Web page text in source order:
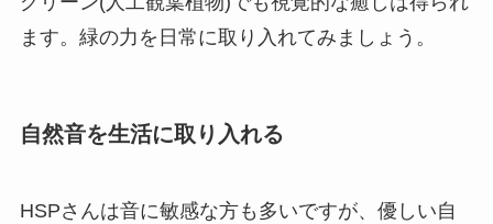
ます。緑の力を日常に取り入れてみましょう。
自然音を生活に取り入れる
HSPさんは音に敏感な方も多いですが、優しい自